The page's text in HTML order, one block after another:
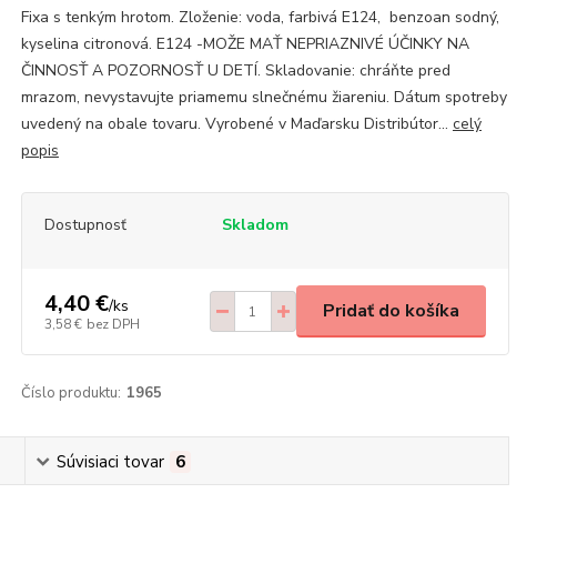
Fixa s tenkým hrotom. Zloženie: voda, farbivá E124, benzoan sodný,
kyselina citronová. E124 -MOŽE MAŤ NEPRIAZNIVÉ ÚČINKY NA
ČINNOSŤ A POZORNOSŤ U DETÍ. Skladovanie: chráňte pred
mrazom, nevystavujte priamemu slnečnému žiareniu. Dátum spotreby
uvedený na obale tovaru. Vyrobené v Maďarsku Distribútor... celý
popis
Dostupnosť Skladom
4,40 €/ks
3,58 € bez DPH
Pridať do košíka
Číslo produktu: 1965
Súvisiaci tovar 6